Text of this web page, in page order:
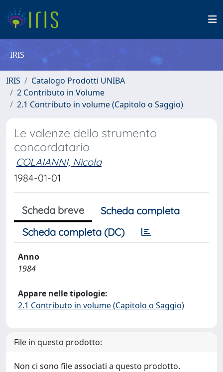
IRIS
IRIS
Catalogo Prodotti UNIBA
2 Contributo in Volume
2.1 Contributo in volume (Capitolo o Saggio)
Le valenze dello strumento
concordatario
COLAIANNI, Nicola
1984-01-01
Scheda breve
Scheda completa
Scheda completa (DC)
Anno
1984
Appare nelle tipologie:
2.1 Contributo in volume (Capitolo o Saggio)
File in questo prodotto:
Non ci sono file associati a questo prodotto.